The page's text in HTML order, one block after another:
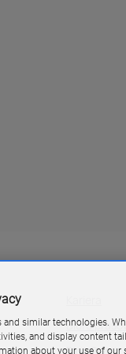
Biuro
Blog Play
and similar technologies.
and display content
about your use of